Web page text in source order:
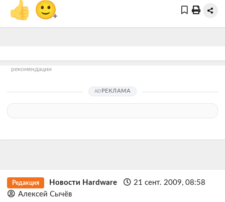
👍 🙂+
рекомендации
РЕКЛАМА
Редакция Новости Hardware
21 сент. 2009, 08:58
Алексей Сычёв